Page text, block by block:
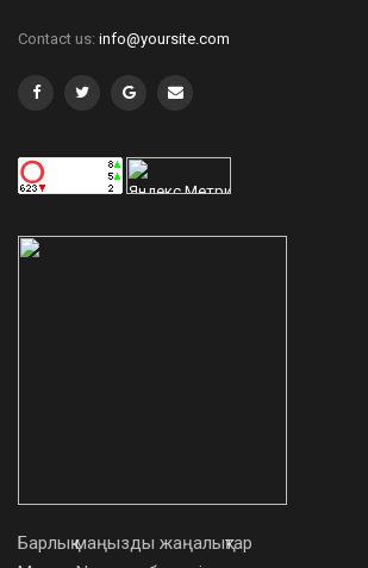
Contact us: info@yoursite.com
Барлық маңызды жаңалықтар